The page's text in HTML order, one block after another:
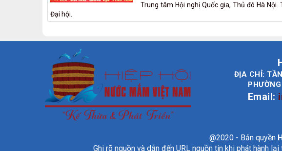
Trung tâm Hội nghị Quốc gia, Thủ đô Hà
Đại hội.
ĐỊA CHỈ:
Email:
@2020 - Bản quyền
Ghi rõ nguồn và dẫn đến URL nguồn tin khi phát hành